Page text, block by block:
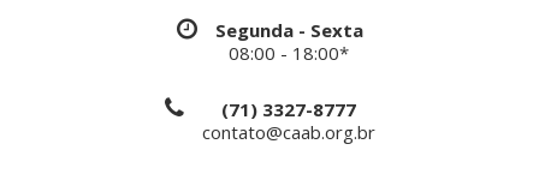
Segunda - Sexta
08:00 - 18:00*
(71) 3327-8777
contato@caab.org.br